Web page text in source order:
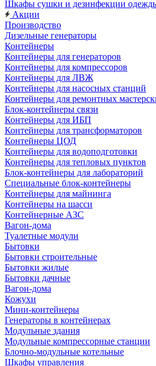
Шкафы сушки и дезинфекции
Акции
Производство
Дизельные генераторы
Контейнеры
Контейнеры для генераторов
Контейнеры для компрессоров
Контейнеры для ЛВЖ
Контейнеры для насосных станций
Контейнеры для ремонтных
Блок-контейнеры связи
Контейнеры для ИБП
Контейнеры для трансформаторов
Контейнеры ЦОД
Контейнеры для водоподготовки
Контейнеры для тепловых пунктов
Блок-контейнеры для лабораторий
Специальные блок-контейнеры
Контейнеры для майнинга
Контейнеры на шасси
Контейнерные АЗС
Вагон-дома
Туалетные модули
Бытовки
Бытовки строительные
Бытовки жилые
Бытовки дачные
Вагон-дома
Кожухи
Мини-контейнеры
Генераторы в контейнерах
Модульные здания
Модульные компрессорные станции
Блочно-модульные котельные
Шкафы управления